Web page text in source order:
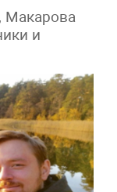
Макарова
и